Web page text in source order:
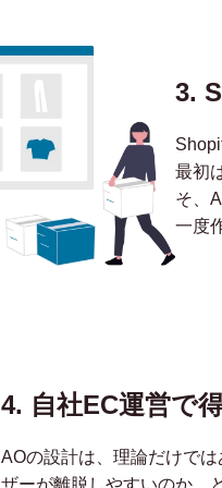
3.
最初
そ、
一度
4. 自社EC運営で
AOの設計は、理論だけで
ザーが離脱しやすいのか、